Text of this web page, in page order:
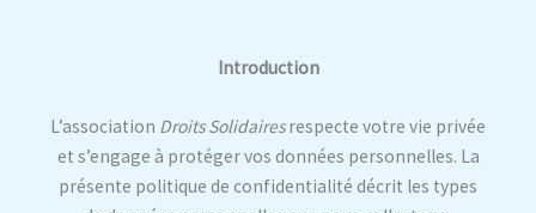
Introduction
L’association Droits Solidairesrespecte votre vie privée
et s’engage à protéger vos données personnelles. La
présente politique de confidentialité décrit les types